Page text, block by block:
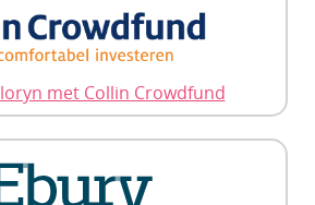
met Collin Crowdfund